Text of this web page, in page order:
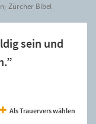
Zürcher Bibel
sein und
Als Trauervers wählen